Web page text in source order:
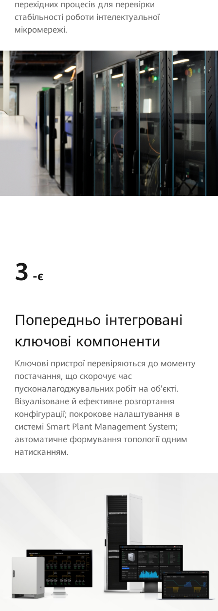
перехідних процесів для перевірки
стабільності роботи інтелектуальної
мікромережі.
3 -є
Попередньо інтегровані
ключові компоненти
Ключові пристрої перевіряються до моменту
постачання, що скорочує час
пусконалагоджувальних робіт на об’єкті.
Візуалізоване й ефективне розгортання
конфігурації; покрокове налаштування в
системі Smart Plant Management System;
автоматичне формування топології одним
натисканням.